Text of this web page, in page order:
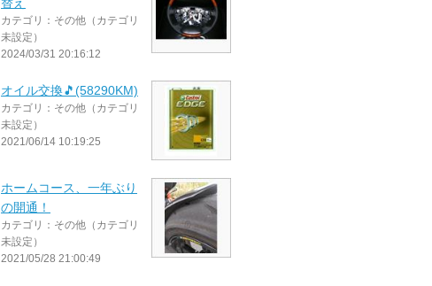
カテゴリ：その他（カテゴリ
未設定）
2024/03/31 20:16:12
オイル交換🎵(58290KM)
カテゴリ：その他（カテゴリ
未設定）
2021/06/14 10:19:25
ホームコース、一年ぶり
の開通！
カテゴリ：その他（カテゴリ
未設定）
2021/05/28 21:00:49